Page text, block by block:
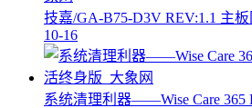
技嘉/GA-B75-D3V REV:1.1 主
10-16
系统清理利器——Wise Care 365